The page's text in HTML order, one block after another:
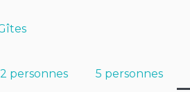
2 personnes 5 personnes